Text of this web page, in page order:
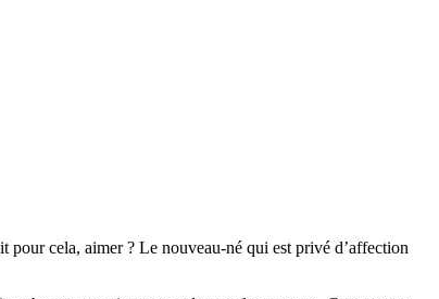
pour cela, aimer ? Le nouveau-né qui est privé d’affection